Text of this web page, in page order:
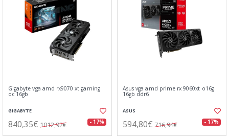
Gigabyte vga amd rx9070 xt gaming
oc 16gb
GIGABYTE
840,35€ 1012,92€ - 17%
Asus vga amd prime rx 9060xt o16g
16gb ddr6
ASUS
594,80€ 716,94€ - 17%